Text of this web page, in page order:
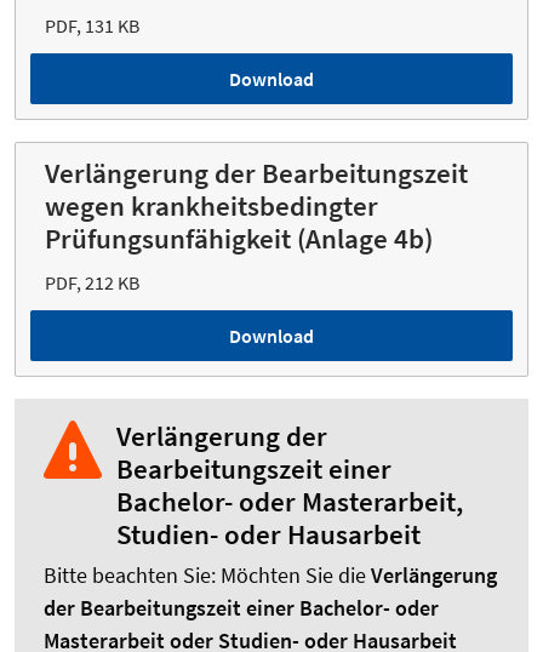
PDF, 131 KB
Download
Verlängerung der Bearbeitungszeit
wegen krankheitsbedingter
Prüfungsunfähigkeit (Anlage 4b)
PDF, 212 KB
Download
Verlängerung der
Bearbeitungszeit einer
Bachelor- oder Masterarbeit,
Studien- oder Hausarbeit
Bitte beachten Sie: Möchten Sie dieVerlängerung
der Bearbeitungszeit einer Bachelor- oder
Masterarbeit oder Studien- oder Hausarbeit